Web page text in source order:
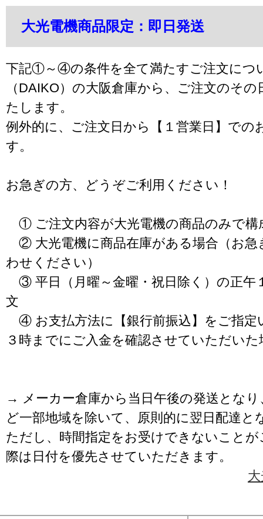
大光電機商品限定：即日発送
下記①～④の条件を全て満たすご注文につ
（DAIKO）の大阪倉庫から、ご注文のそ
たします。
例外的に、ご注文日から【１営業日】での
す。
お急ぎの方、どうぞご利用ください！
① ご注文内容が大光電機の商品のみで構
② 大光電機に商品在庫がある場合（お急
わせください）
③ 平日（月曜～金曜・祝日除く）の正午
文
④ お支払方法に【銀行前振込】をご指定
３時までにご入金を確認させていただいた
→ メーカー倉庫から当日午後の発送となり
ど一部地域を除いて、原則的に翌日配達と
ただし、時間指定をお受けできないこと
際は日付を優先させていただきます。